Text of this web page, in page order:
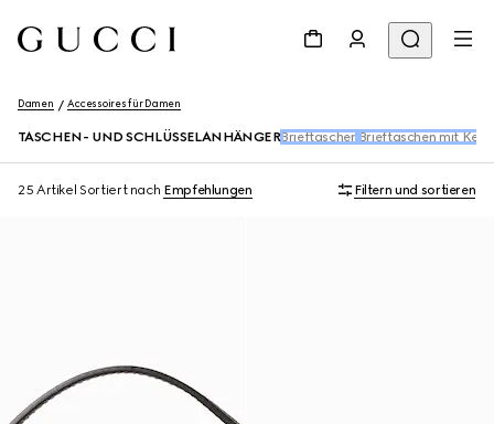
Damen Accessoires für Damen
TASCHEN- UND SCHLÜSSELANHÄNGERBrieftaschen Brieftaschen mit
25 Artikel Sortiert nach Empfehlungen Filtern und sortieren